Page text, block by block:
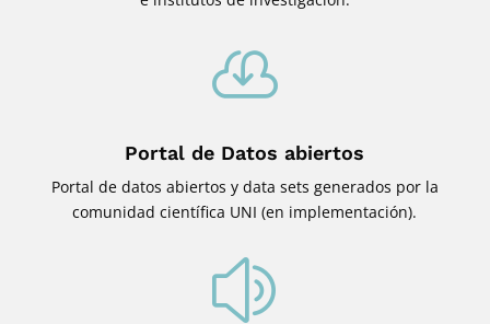

Portal de Datos abiertos
Portal de datos abiertos y data sets generados por la
comunidad científica UNI (en implementación).
z